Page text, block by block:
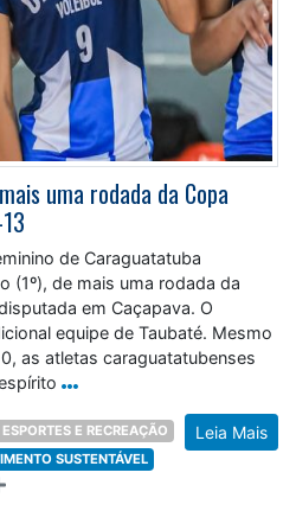
uma rodada da Copa
de Caraguatatuba
(1º), de mais uma rodada da
em Caçapava. O
equipe de Taubaté. Mesmo
as atletas caraguatatubenses
Leia Mais
E RECREAÇÃO
SUSTENTÁVEL